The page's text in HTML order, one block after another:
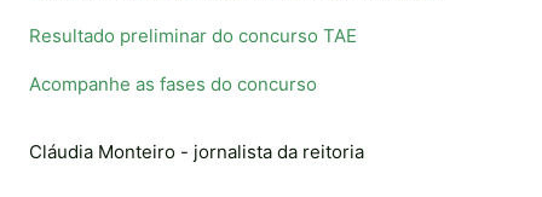
Resultado preliminar do concurso TAE
Acompanhe as fases do concurso
Cláudia Monteiro - jornalista da reitoria